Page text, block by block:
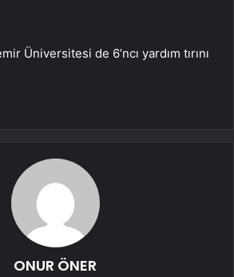
Üniversitesi de 6’ncı yardım tırını
ONUR ÖNER